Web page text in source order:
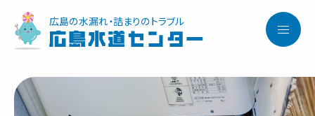
広島の水漏れ・詰まりのトラブル
広島水道センター